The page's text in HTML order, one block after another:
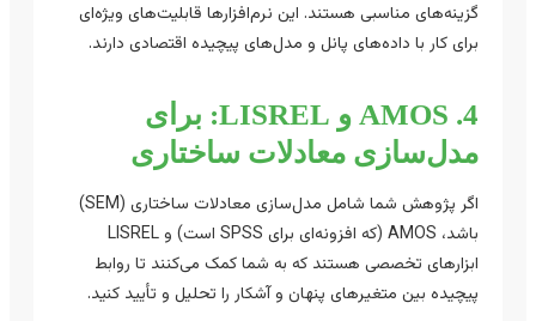
گزینه‌های مناسبی هستند. این نرم‌افزارها قابلیت‌های ویژه‌ای
برای کار با داده‌های پانل و مدل‌های پیچیده اقتصادی دارند.
4. AMOS و LISREL: برای
مدل‌سازی معادلات ساختاری
اگر پژوهش شما شامل مدل‌سازی معادلات ساختاری (SEM)
باشد، AMOS (که افزونه‌ای برای SPSS است) و LISREL
ابزارهای تخصصی هستند که به شما کمک می‌کنند تا روابط
پیچیده بین متغیرهای پنهان و آشکار را تحلیل و تأیید کنید.